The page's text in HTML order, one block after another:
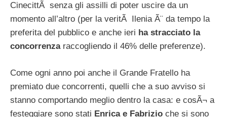
CinecittÃ senza gli assilli di poter uscire da un
momento all’altro (per la veritÃ Ilenia Ã¨ da tempo la
preferita del pubblico e anche ieri ha stracciato la
concorrenzaraccogliendo il 46% delle preferenze).
Come ogni anno poi anche il Grande Fratello ha
premiato due concorrenti, quelli che a suo avviso si
stanno comportando meglio dentro la casa: e cosÃ¬ a
festeggiare sono stati Enrica e Fabrizio che si sono